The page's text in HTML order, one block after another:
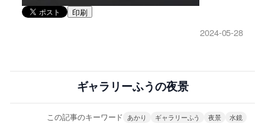
印刷
2024-05-28
ギャラリーふうの夜景
この記事のキーワード あかり ギャラリーふう 夜景 水鏡